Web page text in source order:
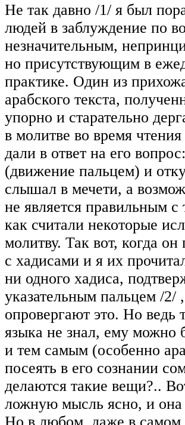
Не так давно /1/ я был
людей в заблуждение по
незначительным,
но присутствующим в
практике. Один из
арабского текста,
упорно и старательно
в молитве во время
дали в ответ на его
(движение пальцем) и
слышал в мечети, а
не является правильным
как считали некоторые
молитву. Так вот, когда
с хадисами и я их
ни одного хадиса,
указательным пальцем /2/
опровергают это. Но ведь
языка не знал, ему можно
и тем самым (особенно
посеять в его сознании
делаются такие вещи?..
ложную мысль ясно, и она